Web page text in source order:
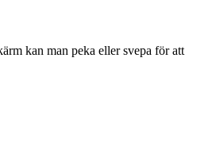
kan man peka eller svepa för att